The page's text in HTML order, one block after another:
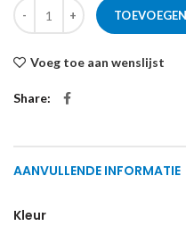
Voeg toe aan wenslijst
Share
AANVULLENDE INFORMATIE
Kleur